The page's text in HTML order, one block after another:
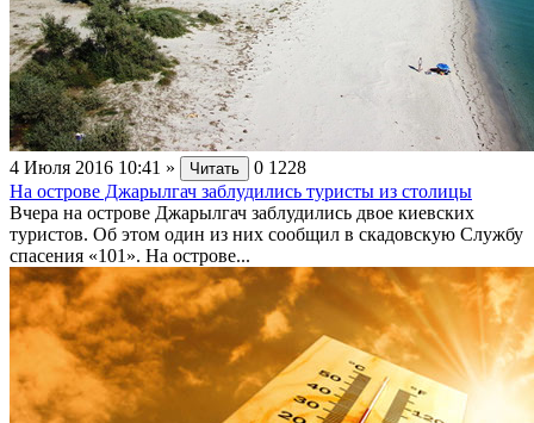
4 Июля 2016 10:41 » Читать 0 1228
На острове Джарылгач заблудились туристы из столицы
Вчера на острове Джарылгач заблудились двое киевских
туристов. Об этом один из них сообщил в скадовскую Службу
спасения «101». На острове...